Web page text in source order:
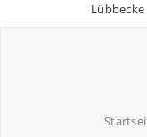
Lübbecke